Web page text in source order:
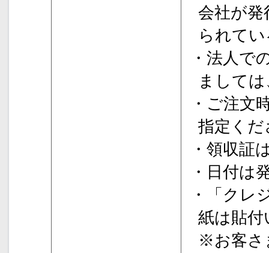
会社が発
られて
・法人で
まして
・ご注文
指定くだ
・領収証
・日付は
・「クレ
紙は貼
※お客さ